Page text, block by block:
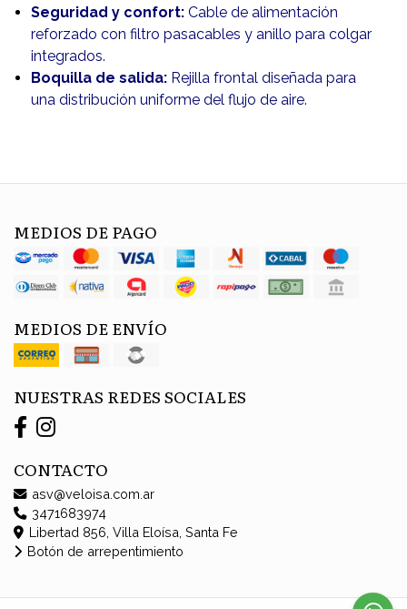
Seguridad y confort:Cable de alimentación
reforzado con filtro pasacables y anillo para colgar
integrados.
Boquilla de salida:Rejilla frontal diseñada para
una distribución uniforme del flujo de aire.
MEDIOS DE PAGO
MEDIOS DE ENVÍO
NUESTRAS REDES SOCIALES
CONTACTO
asv@veloisa.com.ar
3471683974
Libertad 856, Villa Eloísa, Santa Fe
Botón de arrepentimiento